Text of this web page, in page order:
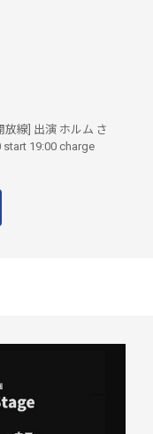
線] 出演 ホルム さ
19:00 charge